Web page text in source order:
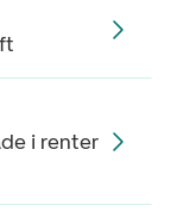
i renter